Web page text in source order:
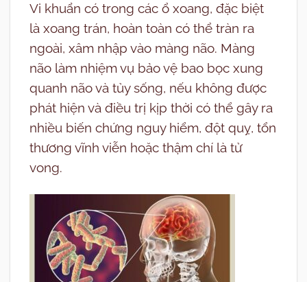
Vi khuẩn có trong các ổ xoang, đặc biệt
là xoang trán, hoàn toàn có thể tràn ra
ngoài, xâm nhập vào màng não. Màng
não làm nhiệm vụ bảo vệ bao bọc xung
quanh não và tủy sống, nếu không được
phát hiện và điều trị kịp thời có thể gây ra
nhiều biến chứng nguy hiểm, đột quỵ, tổn
thương vĩnh viễn hoặc thậm chí là tử
vong.